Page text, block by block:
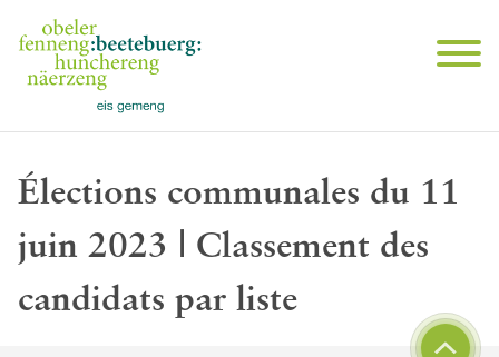
Élections communales du 11
juin 2023 | Classement des
candidats par liste